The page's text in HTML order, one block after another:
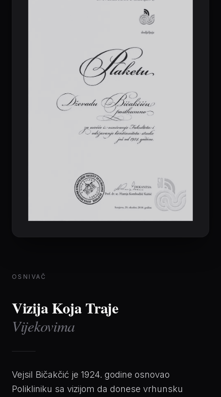
OSNIVAČ
Vizija Koja Traje
Vijekovima
Vejsil Bičakčić je 1924. godine osnovao
Polikliniku sa vizijom da donese vrhunsku